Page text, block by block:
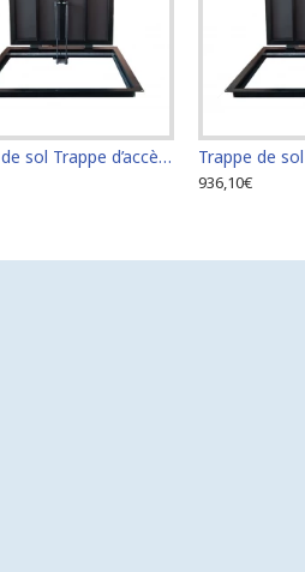
Trappe de sol Trappe d’accès Trappe de visite 60 cm x 60 cm
936,10€